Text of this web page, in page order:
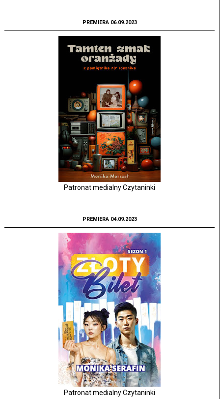
PREMIERA 06.09.2023
Patronat medialny Czytaninki
PREMIERA 04.09.2023
Patronat medialny Czytaninki